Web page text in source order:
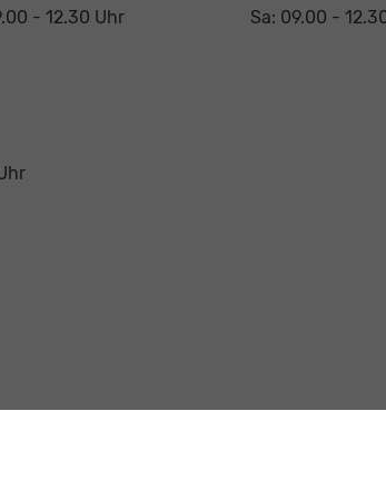
- 12.30 Uhr
Sa: 09.00 -